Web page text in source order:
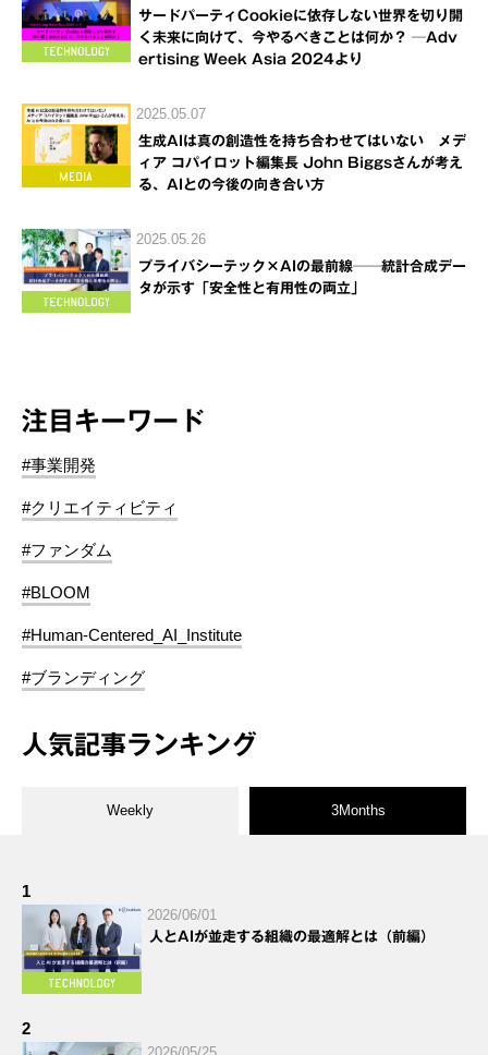
サードパーティCookieに依存しない世界を切り開
く未来に向けて、今やるべきことは何か？ ─Adv
ertising Week Asia 2024より
2025.05.07
生成AIは真の創造性を持ち合わせてはいない メデ
ィア コパイロット編集長 John Biggsさんが考え
る、AIとの今後の向き合い方
2025.05.26
プライバシーテック×AIの最前線──統計合成デー
タが示す「安全性と有用性の両立」
注目キーワード
#事業開発
#クリエイティビティ
#ファンダム
#BLOOM
#Human-Centered_AI_Institute
#ブランディング
人気記事ランキング
Weekly 3Months
1
2026/06/01
人とAIが並走する組織の最適解とは（前編）
2